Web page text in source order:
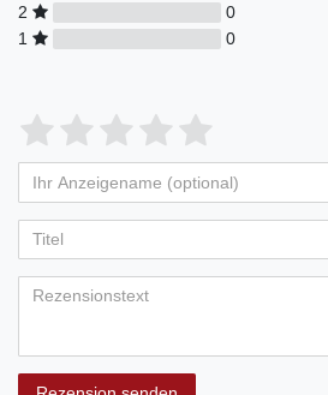
2
0
1
0